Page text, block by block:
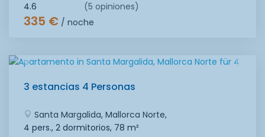
4.6 (5 opiniones)
335 € / noche
3 estancias 4 Personas
Santa Margalida, Mallorca Norte,
4 pers., 2 dormitorios, 78 m²